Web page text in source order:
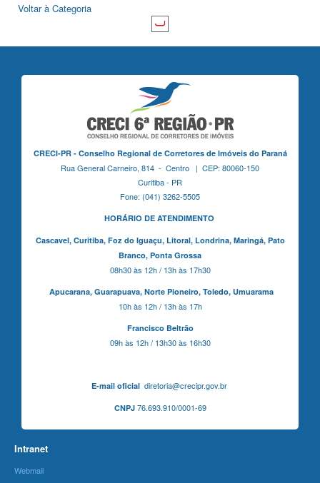
Voltar à Categoria
CRECI-PR - Conselho Regional de Corretores de Imóveis do Paraná
Rua General Carneiro, 814 - Centro | CEP: 80060-150
Curitiba - PR
Fone: (041) 3262-5505
HORÁRIO DE ATENDIMENTO
Cascavel, Curitiba,Foz do Iguaçu, Litoral, Londrina, Maringá, Pato
Branco, Ponta Grossa
08h30 às 12h / 13h às 17h30
Apucarana, Guarapuava, Norte Pioneiro, Toledo, Umuarama
10h às 12h / 13h às 17h
Francisco Beltrão
09h às 12h / 13h30 às 16h30
E-mail oficialdiretoria@crecipr.gov.br
CNPJ76.693.910/0001-69
Intranet
Webmail